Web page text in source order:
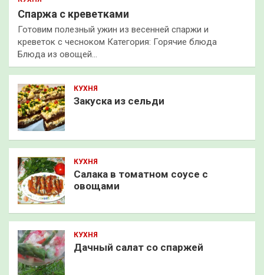
Спаржа с креветками
Готовим полезный ужин из весенней спаржи и
креветок с чесноком Категория: Горячие блюда
Блюда из овощей…
КУХНЯ
Закуска из сельди
КУХНЯ
Салака в томатном соусе с
овощами
КУХНЯ
Дачный салат со спаржей